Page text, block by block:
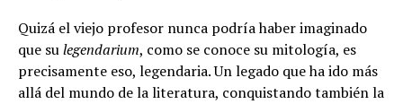
Quizá el viejo profesor nunca podría haber imaginado
que sulegendarium, como se conoce su mitología, es
precisamente eso, legendaria. Un legado que ha ido más
allá del mundo de la literatura, conquistando también la